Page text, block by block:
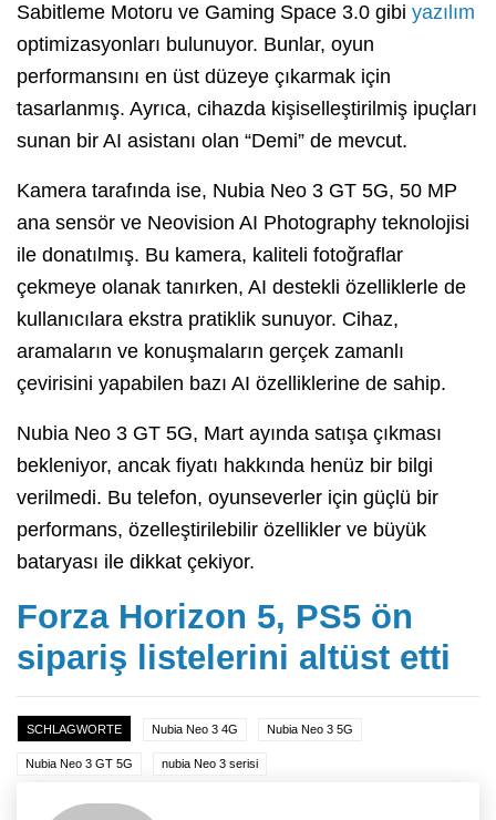
Sabitleme Motoru ve Gaming Space 3.0 gibi yazılım
optimizasyonları bulunuyor. Bunlar, oyun
performansını en üst düzeye çıkarmak için
tasarlanmış. Ayrıca, cihazda kişiselleştirilmiş ipuçları
sunan bir AI asistanı olan “Demi” de mevcut.
Kamera tarafında ise, Nubia Neo 3 GT 5G, 50 MP
ana sensör ve Neovision AI Photography teknolojisi
ile donatılmış. Bu kamera, kaliteli fotoğraflar
çekmeye olanak tanırken, AI destekli özelliklerle de
kullanıcılara ekstra pratiklik sunuyor. Cihaz,
aramaların ve konuşmaların gerçek zamanlı
çevirisini yapabilen bazı AI özelliklerine de sahip.
Nubia Neo 3 GT 5G, Mart ayında satışa çıkması
bekleniyor, ancak fiyatı hakkında henüz bir bilgi
verilmedi. Bu telefon, oyunseverler için güçlü bir
performans, özelleştirilebilir özellikler ve büyük
bataryası ile dikkat çekiyor.
Forza Horizon 5, PS5 ön
sipariş listelerini altüst etti
SCHLAGWORTE Nubia Neo 3 4G Nubia Neo 3 5G
Nubia Neo 3 GT 5G nubia Neo 3 serisi